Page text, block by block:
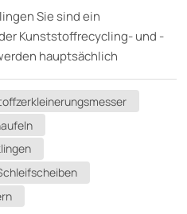
Sie sind ein
Kunststoffrecycling- und -
hauptsächlich
(wie Flaschen, Tüten und
für die
zu zerkleinern.
beeinflusst direkt
Produktqualität und die
Hohe Härte
von Kunststoff-